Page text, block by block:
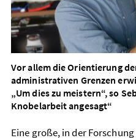
Vor allem die Orientierung
administrativen Grenzen
„Um dies zu meistern“, so
Knobelarbeit angesagt“
Eine große, in der